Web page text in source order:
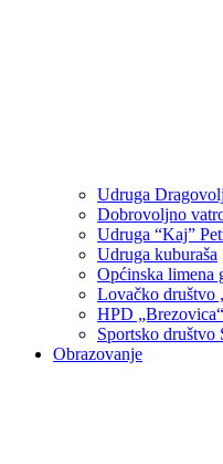
Udruga
Dobrovoljno
Udruga “Kaj”
Udruga kuburaša
Općinska limena
Lovačko društvo
HPD
Sportsko društvo
Obrazovanje